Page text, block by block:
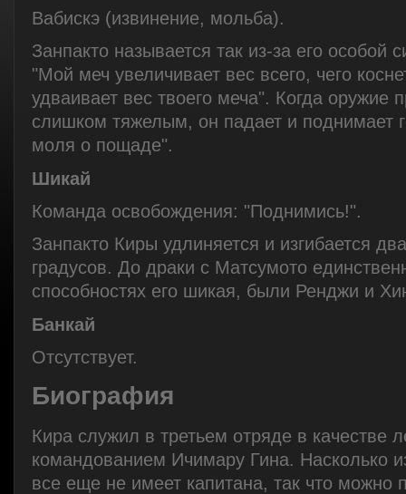
Вабискэ (извинение, мольба).
Занпакто называется так из-за его особой
"Мой меч увеличивает вес всего, чего
удваивает вес твоего меча". Когда оружие
слишком тяжелым, он падает и поднимает
моля о пощаде".
Шикай
Команда освобождения: "Поднимись!".
Занпакто Киры удлиняется и изгибается
градусов. До драки с Матсумото
способностях его шикая, были Ренджи и
Банкай
Отсутствует.
Биография
Кира служил в третьем отряде в качестве
командованием Ичимару Гина. Насколько
все еще не имеет капитана, так что можно